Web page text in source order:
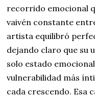
recorrido emocional
vaivén constante
artista equilibró
dejando claro que su
solo estado
vulnerabilidad más
cada crescendo. Esa